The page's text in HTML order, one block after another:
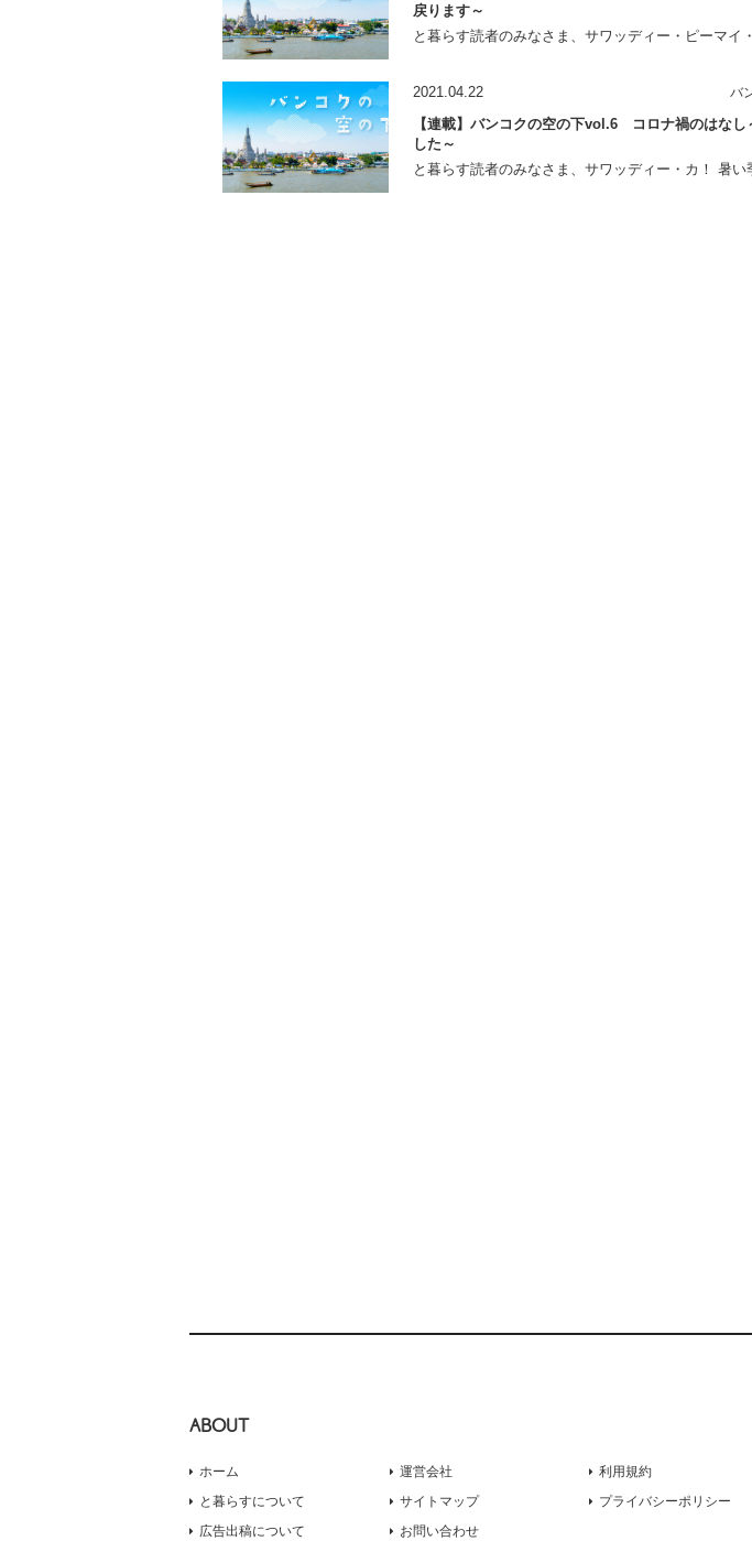
戻ります～
と暮らす読者のみなさま、サワッディー・ピーマイ
2021.04.22 バ
【連載】バンコクの空の下vol.6 コロナ禍のはなし
した～
と暮らす読者のみなさま、サワッディー・カ！ 暑い
ABOUT
ホーム
と暮らすについて
広告出稿について
運営会社
サイトマップ
お問い合わせ
利用規約
プライバシーポリシー